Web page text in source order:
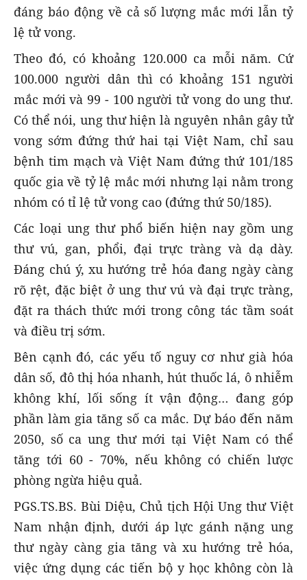
đáng báo động về cả số lượng mắc mới lẫn tỷ
lệ tử vong.
Theo đó, có khoảng 120.000 ca mỗi năm. Cứ
100.000 người dân thì có khoảng 151 người
mắc mới và 99 - 100 người tử vong do ung thư.
Có thể nói, ung thư hiện là nguyên nhân gây tử
vong sớm đứng thứ hai tại Việt Nam, chỉ sau
bệnh tim mạch và Việt Nam đứng thứ 101/185
quốc gia về tỷ lệ mắc mới nhưng lại nằm trong
nhóm có tỉ lệ tử vong cao (đứng thứ 50/185).
Các loại ung thư phổ biến hiện nay gồm ung
thư vú, gan, phổi, đại trực tràng và dạ dày.
Đáng chú ý, xu hướng trẻ hóa đang ngày càng
rõ rệt, đặc biệt ở ung thư vú và đại trực tràng,
đặt ra thách thức mới trong công tác tầm soát
và điều trị sớm.
Bên cạnh đó, các yếu tố nguy cơ như già hóa
dân số, đô thị hóa nhanh, hút thuốc lá, ô nhiễm
không khí, lối sống ít vận động… đang góp
phần làm gia tăng số ca mắc. Dự báo đến năm
2050, số ca ung thư mới tại Việt Nam có thể
tăng tới 60 - 70%, nếu không có chiến lược
phòng ngừa hiệu quả.
PGS.TS.BS. Bùi Diệu, Chủ tịch Hội Ung thư Việt
Nam nhận định, dưới áp lực gánh nặng ung
thư ngày càng gia tăng và xu hướng trẻ hóa,
việc ứng dụng các tiến bộ y học không còn là